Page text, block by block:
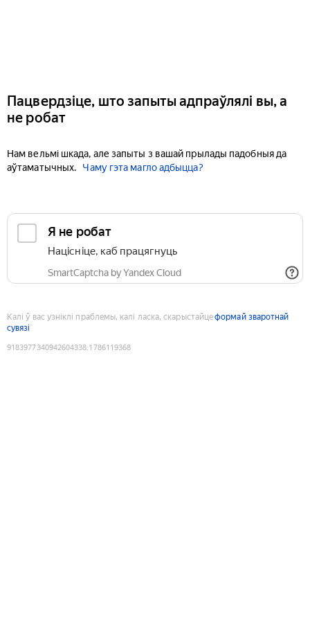
Пацвердзіце, што запыты адпраўлялі вы, а
не робат
Нам вельмі шкада, але запыты з вашай прылады падобныя да
аўтаматычных.
Чаму гэта магло адбыцца?
Я не робат
Націсніце, каб працягнуць
SmartCaptcha by Yandex Cloud
Калі ў вас узніклі праблемы, калі ласка, скарыстайцеформай зваротнай
сувязі
9183977340942604338:1786119368